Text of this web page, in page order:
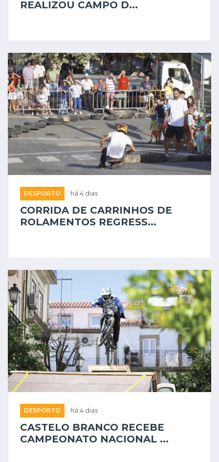
REALIZOU CAMPO D...
DESPORTO há 4 dias
CORRIDA DE CARRINHOS DE
ROLAMENTOS REGRESS...
DESPORTO há 4 dias
CASTELO BRANCO RECEBE
CAMPEONATO NACIONAL ...